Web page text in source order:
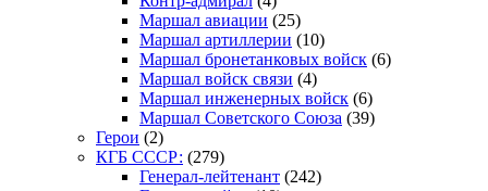
Маршал авиации (25)
Маршал артиллерии (10)
Маршал бронетанковых войск (6)
Маршал войск связи (4)
Маршал инженерных войск (6)
Маршал Советского Союза (39)
Герои (2)
КГБ СССР: (279)
Генерал-лейтенант (242)